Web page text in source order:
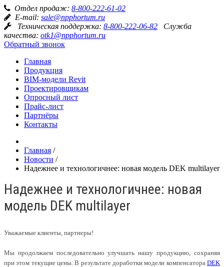
Отдел продаж: 8-800-222-61-02
E-mail: sale@npphortum.ru
Техническая поддержка: 8-800-222-06-82 Служба
качества: otk1@npphortum.ru
Обратный звонок
Главная
Продукция
BIM-модели Revit
Проектировщикам
Опросный лист
Прайс-лист
Партнёры
Контакты
Главная /
Новости /
Надежнее и технологичнее: новая модель DEK multilayer
Надежнее и технологичнее: новая
модель DEK multilayer
Уважаемые клиенты, партнеры!
Мы продолжаем последовательно улучшать нашу продукцию, сохраняя
при этом текущие цены. В результате доработки модели компенсатора DEK